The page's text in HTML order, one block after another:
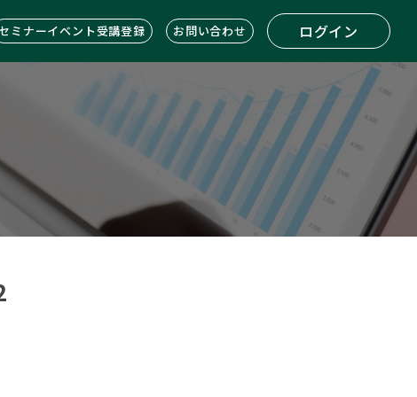
ミナーイベント受講登録 お問い合わせ ログイン